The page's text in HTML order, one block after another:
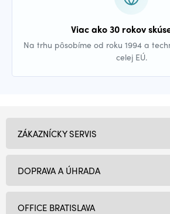
Viac ako 30 rokov
Na trhu pôsobíme od roku 1994 a
celej EÚ.
OFFICE BRATISLAVA
ZÁKAZNÍCKY SERVIS
DOPRAVA A ÚHRADA